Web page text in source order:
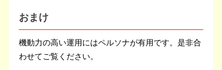
おまけ
機動力の高い運用にはペルソナが有用です。是非合
わせてご覧ください。